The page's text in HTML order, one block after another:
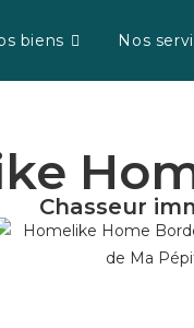
biens Nos
Chasseur